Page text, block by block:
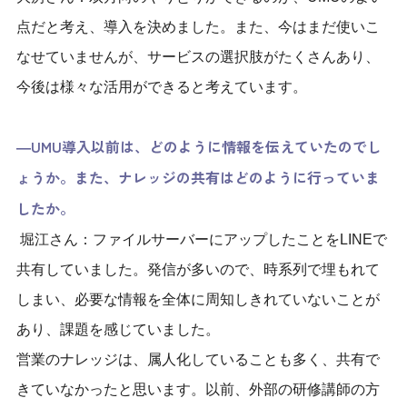
点だと考え、導入を決めました。また、今はまだ使いこ
なせていませんが、サービスの選択肢がたくさんあり、
今後は様々な活用ができると考えています。
―UMU導入以前は、どのように情報を伝えていたのでし
ょうか。また、ナレッジの共有はどのように行っていま
したか。
堀江さん：ファイルサーバーにアップしたことをLINEで
共有していました。発信が多いので、時系列で埋もれて
しまい、必要な情報を全体に周知しきれていないことが
あり、課題を感じていました。
営業のナレッジは、属人化していることも多く、共有で
きていなかったと思います。以前、外部の研修講師の方